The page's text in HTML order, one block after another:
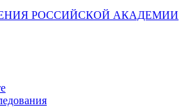
РОССИЙСКОЙ АКАДЕМИИ